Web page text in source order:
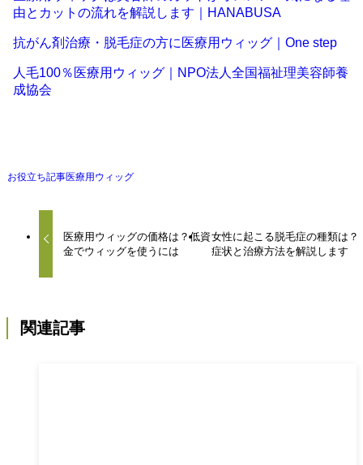
由とカットの流れを解説します｜HANABUSA
抗がん剤治療・脱毛症の方に医療用ウィッグ｜One step
人毛100％医療用ウィッグ｜NPO法人全国福祉理美容師養
成協会
お役立ち記事医療用ウィッグ
医療用ウィッグの価格は？低資
金でウィッグを使うには
女性に起こる脱毛症の種類は？
症状と治療方法を解説します
関連記事